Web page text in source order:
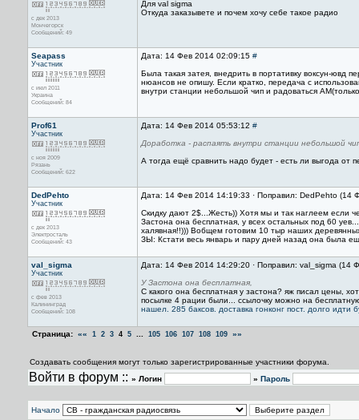
с дек 2013
Мончегорск
Сообщений: 49
Для val sigma
Откуда заказывете и почем хочу себе такое радио
Seapass
Участник
с июл 2011
Украина
Сообщений: 84
Дата: 14 Фев 2014 02:09:15 #
Была такая затея, внедрить в портативку воксун-ювд
нюансов не опишу. Если кратко, передача с
внутри станции небольшой чип и радоваться
Prof61
Участник
с ноя 2009
Рязань
Сообщений: 622
Дата: 14 Фев 2014 05:53:12 #
Доработка - распаять внутри станции небольшой
А тогда ещё сравнить надо будет - есть ли выгода от
DedPehto
Участник
с дек 2013
Электросталь
Сообщений: 43
Дата: 14 Фев 2014 14:19:33 · Поправил: DedPehto (14
Скидку дают 2$...Жесть)) Хотя мы и так наглеем
Застона она бесплатная, у всех остальных под 60
халявная!!))) Вобщем готовим 10 тыр наших
ЗЫ: Кстати весь январь и пару дней назад она была
val_sigma
Участник
с фев 2013
Калининград
Сообщений: 108
Дата: 14 Фев 2014 14:29:20 · Поправил: val_sigma (14
У Застона она бесплатная,
С какого она бесплатная у застона? яж писал цены,
посылке 4 рации были... ссылочку можно на
нашел. 285 баксов. доставка гонконг пост. долго идти
Страница: «« 1 2 3 4 5 105 106 107 108 109 »»
Создавать сообщения могут только зарегистрированные участники форума.
Войти в форум :: » Логин » Пароль
Начало